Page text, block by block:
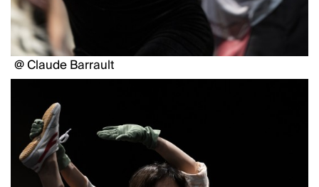
@ Claude Barrault